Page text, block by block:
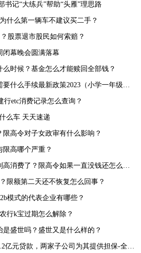
书记“大练兵”帮助“头雁”理思路
什么第一辆车不建议买二手？
股票退市股民如何索赔？
闭幕晚会圆满落幕
时候？基金怎么才能赎回全部钱？
续最新政策2023（小学一年级想转学怎样办理）
行etc消费记录怎么查询？
么车 天天速递
高令对子女政审有什么影响？
限高哪个严重？
消费了？限高令如果一直没钱还怎么办？
限额第二天还不恢复怎么回事？
模式的代表企业有哪些？
行k宝过期怎么解除？
是盛世吗？盛世又是什么样的？
贷款，两家子公司为其提供担保-全球热资讯